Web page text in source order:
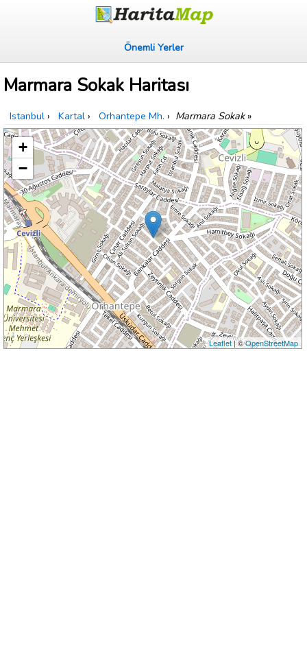
Önemli Yerler
Marmara Sokak Haritası
Istanbul › Kartal › Orhantepe Mh. › Marmara Sokak»
+
−
Leaflet| ©OpenStreetMap